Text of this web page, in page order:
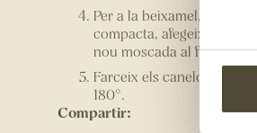
Per a la beixamel, posa
compacta, afegeix de
nou moscada al final.
Farceix els canelons i
180°.
Compartir: